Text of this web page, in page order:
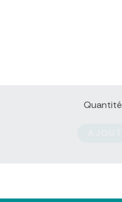
Quantité